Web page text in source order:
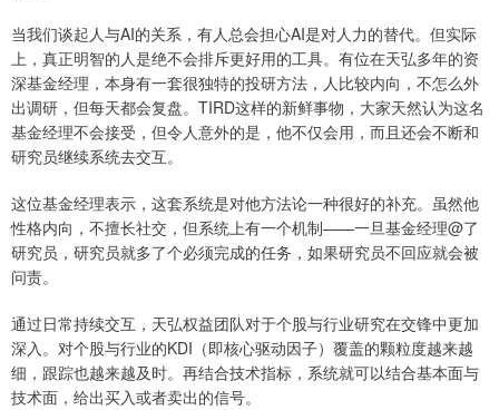
当我们谈起人与AI的关系，有人总会担心AI是对人力的替代。但实际
上，真正明智的人是绝不会排斥更好用的工具。有位在天弘多年的资
深基金经理，本身有一套很独特的投研方法，人比较内向，不怎么外
出调研，但每天都会复盘。TIRD这样的新鲜事物，大家天然认为这名
基金经理不会接受，但令人意外的是，他不仅会用，而且还会不断和
研究员继续系统去交互。
这位基金经理表示，这套系统是对他方法论一种很好的补充。虽然他
性格内向，不擅长社交，但系统上有一个机制——一旦基金经理@了
研究员，研究员就多了个必须完成的任务，如果研究员不回应就会被
问责。
通过日常持续交互，天弘权益团队对于个股与行业研究在交锋中更加
深入。对个股与行业的KDI（即核心驱动因子）覆盖的颗粒度越来越
细，跟踪也越来越及时。再结合技术指标，系统就可以结合基本面与
技术面，给出买入或者卖出的信号。